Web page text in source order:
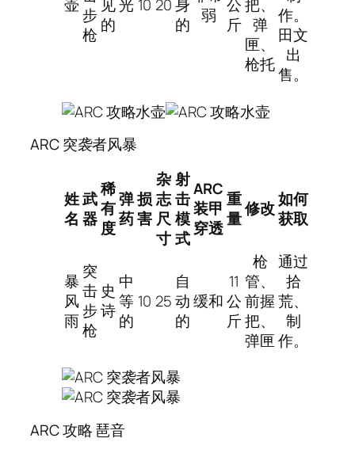
壶 步
枪
见
的
光 10 20身
的 弱 公
斤
把、
弹
匣、
枪托
作。
田文
出
售。
ARC 突袭者风暴
姓
名
武
器
稀
有
度
弹
药
损
害
杂
志
尺
寸
射
击
模
式
ARC
装甲
穿透
重
量修改如何
获取
暴
风
雨
突
击
步
枪
史
诗
中
等
的
10 25
自
动
的
缓和
11
公
斤
枪
管、
前握
把、
弹匣
通过
拾
荒、
制
作。
ARC 攻略 琶音